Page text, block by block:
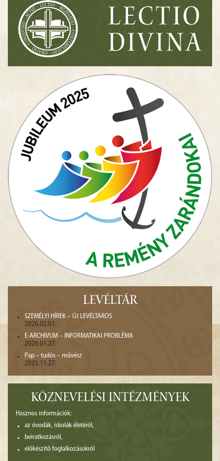
LEVÉLTÁR
SZEMÉLYI HÍREK – ÚJ LEVÉLTÁROS
2026.02.01.
E-ARCHIVUM – INFORMATIKAI PROBLÉMA
2026.01.27.
Pap – tudós – művész
2025.11.27.
KÖZNEVELÉSI INTÉZMÉNYEK
Hasznos információk:
az óvodák, iskolák életéről,
beiratkozásról,
előkészítő foglalkozásokról